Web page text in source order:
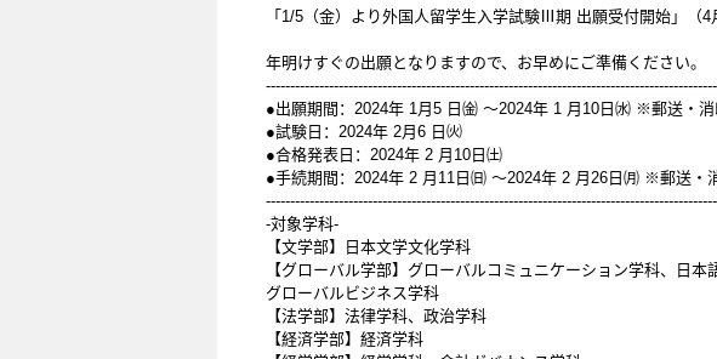
「1/5（金）より外国人留学生入学試験Ⅲ期 出願受付開始」（4
年明けすぐの出願となりますので、お早めにご準備ください。
●出願期間：2024年 1月5 日㈮ ～2024年 1 月10日㈬ ※郵送・
●試験日：2024年 2月6 日㈫
●合格発表日：2024年 2 月10日㈯
●手続期間：2024年 2 月11日㈰ ～2024年 2 月26日㈪ ※郵送・
-対象学科-
【文学部】日本文学文化学科
【グローバル学部】グローバルコミュニケーション学科、日本
グローバルビジネス学科
【法学部】法律学科、政治学科
【経済学部】経済学科